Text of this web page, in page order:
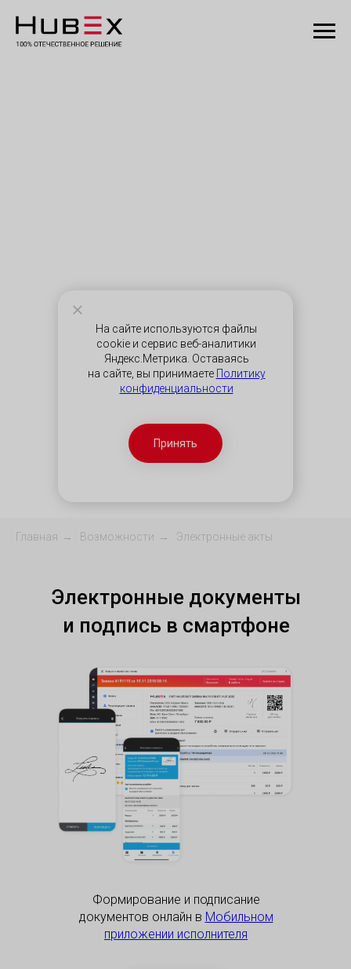
Принять
На сайте используются файлы
cookie и сервис веб-аналитики
Яндекс.Метрика. Оставаясь
на сайте, вы принимаете Политику
конфиденциальности
Главная → Возможности → Электронные акты
Формирование и подписание
документов онлайн в Мобильном
приложении исполнителя
Электронные документы
и подпись в смартфоне